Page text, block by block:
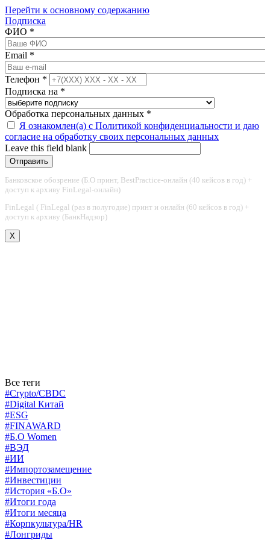
Перейти к основному содержанию
Подписка
ФИО *
Email *
Телефон *
Подписка на *
Обработка персональных данных *
Я ознакомлен(а) с Политикой конфиденциальности и даю
согласие на обработку своих персональных данных
Leave this field blank
Банковское обозрение (Б.О принт, BestPractice-онлайн (40 кейсов в год) +
доступ к архиву FinLegal-онлайн)
FinLegal ( FinLegal (раз в полугодие) принт и онлайн (60 кейсов в год) +
доступ к архиву (БанкНадзор)
X
Все теги
#Crypto/CBDC
#Digital Китай
#ESG
#FINAWARD
#Б.О Women
#ВЭД
#ИИ
#Импортозамещение
#Инвестиции
#История «Б.О»
#Итоги года
#Итоги месяца
#Корпкультура/HR
#Лонгриды